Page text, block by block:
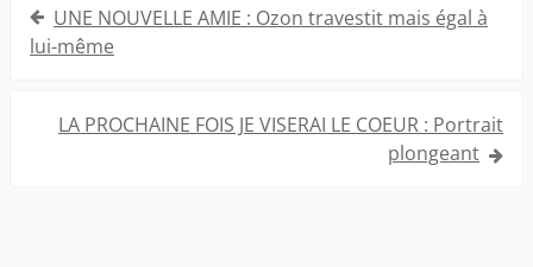
de
UNE NOUVELLE AMIE : Ozon travestit mais égal à
lui-même
LA PROCHAINE FOIS JE VISERAI LE COEUR : Portrait
plongeant